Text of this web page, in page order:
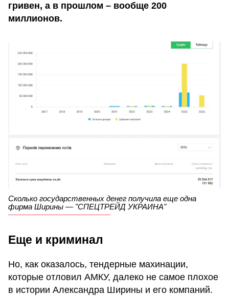
гривен, а в прошлом – вообще 200
миллионов.
Сколько государственных денег получила еще одна
фирма Ширины — "СПЕЦТРЕЙД УКРАИНА"
Еще и криминал
Но, как оказалось, тендерные махинации,
которые отловил АМКУ, далеко не самое плохое
в истории Александра Ширины и его компаний.